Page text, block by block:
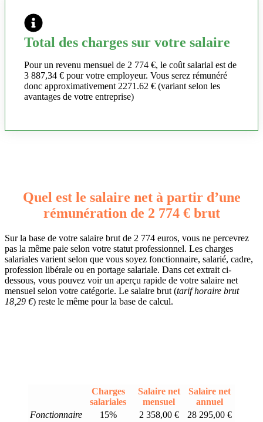
Total des charges sur votre salaire
Pour un revenu mensuel de 2 774 €, le coût salarial est de
3 887,34 € pour votre employeur. Vous serez rémunéré
donc approximativement 2271.62 € (variant selon les
avantages de votre entreprise)
Quel est le salaire net à partir d’une
rémunération de 2 774 € brut
Sur la base de votre salaire brut de 2 774 euros, vous ne percevrez
pas la même paie selon votre statut professionnel. Les charges
salariales varient selon que vous soyez fonctionnaire, salarié, cadre,
profession libérale ou en portage salariale. Dans cet extrait ci-
dessous, vous pouvez voir un aperçu rapide de votre salaire net
mensuel selon votre catégorie. Le salaire brut (tarif horaire brut
18,29 €) reste le même pour la base de calcul.
Charges
salariales
Salaire net
mensuel
Salaire net
annuel
Fonctionnaire
15% 2 358,00 €
28 295,00 €